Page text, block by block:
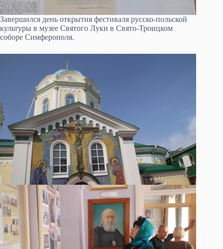
Завершился день открытия фестиваля русско-польской
культуры в музее Святого Луки в Свято-Троицком
соборе Симферополя.